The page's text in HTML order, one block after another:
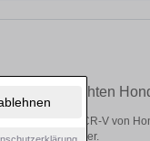
gebrauchten
gebrauchte CR-V von
und vom Händler.